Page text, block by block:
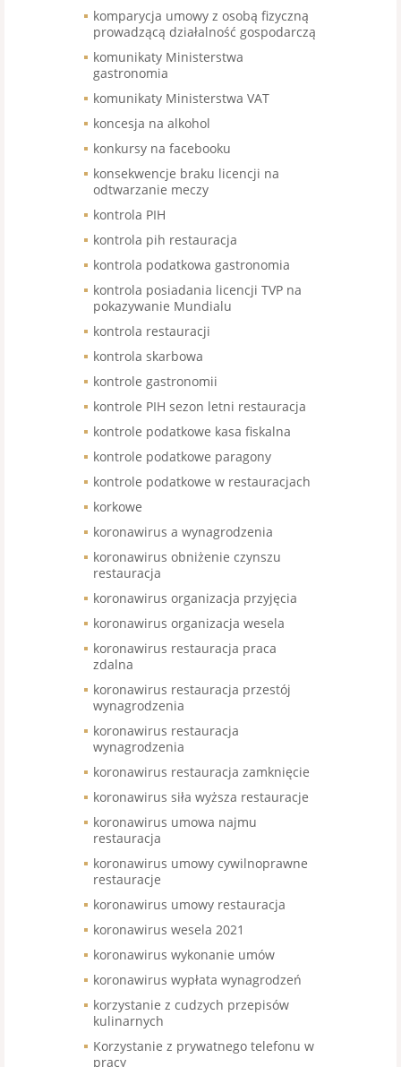
komparycja umowy z osobą fizyczną
prowadzącą działalność gospodarczą
komunikaty Ministerstwa
gastronomia
komunikaty Ministerstwa VAT
koncesja na alkohol
konkursy na facebooku
konsekwencje braku licencji na
odtwarzanie meczy
kontrola PIH
kontrola pih restauracja
kontrola podatkowa gastronomia
kontrola posiadania licencji TVP na
pokazywanie Mundialu
kontrola restauracji
kontrola skarbowa
kontrole gastronomii
kontrole PIH sezon letni restauracja
kontrole podatkowe kasa fiskalna
kontrole podatkowe paragony
kontrole podatkowe w restauracjach
korkowe
koronawirus a wynagrodzenia
koronawirus obniżenie czynszu
restauracja
koronawirus organizacja przyjęcia
koronawirus organizacja wesela
koronawirus restauracja praca
zdalna
koronawirus restauracja przestój
wynagrodzenia
koronawirus restauracja
wynagrodzenia
koronawirus restauracja zamknięcie
koronawirus siła wyższa restauracje
koronawirus umowa najmu
restauracja
koronawirus umowy cywilnoprawne
restauracje
koronawirus umowy restauracja
koronawirus wesela 2021
koronawirus wykonanie umów
koronawirus wypłata wynagrodzeń
korzystanie z cudzych przepisów
kulinarnych
Korzystanie z prywatnego telefonu w
pracy